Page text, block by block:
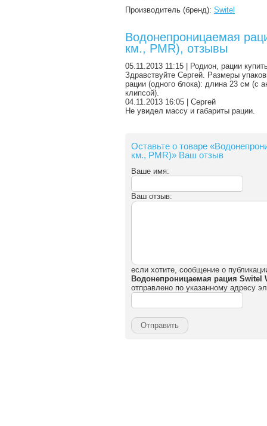
Производитель (бренд): Switel
Водонепроницаемая
км., PMR), отзывы
05.11.2013 11:15 | Родион, рации
Здравствуйте Сергей. Размеры
рации (одного блока): длина 23 см (с
клипсой).
04.11.2013 16:05 | Сергей
Не увидел массу и габариты рации.
Оставьте о товаре
км., PMR)» Ваш отзыв
Ваше имя:
Ваш отзыв:
если хотите, сообщение о
Водонепроницаемая рация Switel
отправлено по указанному адресу